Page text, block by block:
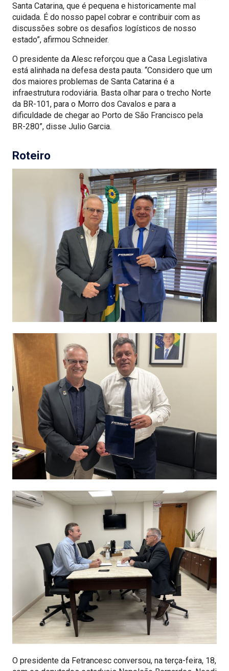
Santa Catarina, que é pequena e historicamente mal
cuidada. É do nosso papel cobrar e contribuir com as
discussões sobre os desafios logísticos de nosso
estado”, afirmou Schneider.
O presidente da Alesc reforçou que a Casa Legislativa
está alinhada na defesa desta pauta. “Considero que um
dos maiores problemas de Santa Catarina é a
infraestrutura rodoviária. Basta olhar para o trecho Norte
da BR-101, para o Morro dos Cavalos e para a
dificuldade de chegar ao Porto de São Francisco pela
BR-280”, disse Julio Garcia.
Roteiro
O presidente da Fetrancesc conversou, na terça-feira, 18,